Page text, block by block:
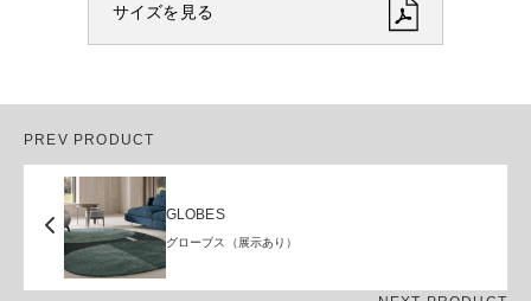
サイズを見る
PREV PRODUCT
GLOBES
グローブス（展示あり）